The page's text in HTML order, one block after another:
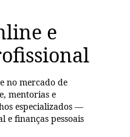
e
no mercado de
mentorias e
especializados —
e finanças pessoais